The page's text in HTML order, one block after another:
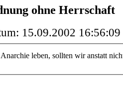
ohne Herrschaft
15.09.2002 16:56:09
leben, sollten wir anstatt